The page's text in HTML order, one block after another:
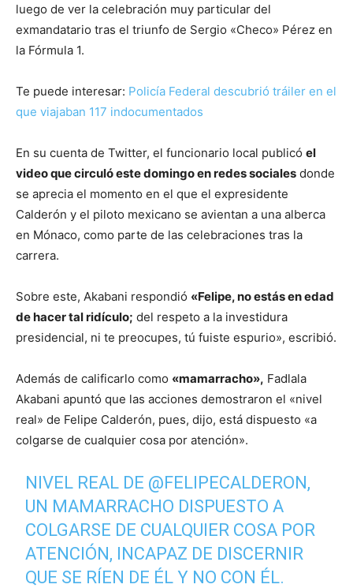
luego de ver la celebración muy particular del
exmandatario tras el triunfo de Sergio «Checo» Pérez en
la Fórmula 1.
Te puede interesar: Policía Federal descubrió tráiler en el
que viajaban 117 indocumentados
En su cuenta de Twitter, el funcionario local publicó el
video que circuló este domingo en redes sociales donde
se aprecia el momento en el que el expresidente
Calderón y el piloto mexicano se avientan a una alberca
en Mónaco, como parte de las celebraciones tras la
carrera.
Sobre este, Akabani respondió «Felipe, no estás en edad
de hacer tal ridículo; del respeto a la investidura
presidencial, ni te preocupes, tú fuiste espurio», escribió.
Además de calificarlo como «mamarracho», Fadlala
Akabani apuntó que las acciones demostraron el «nivel
real» de Felipe Calderón, pues, dijo, está dispuesto «a
colgarse de cualquier cosa por atención».
NIVEL REAL DE @FELIPECALDERON,
UN MAMARRACHO DISPUESTO A
COLGARSE DE CUALQUIER COSA POR
ATENCIÓN, INCAPAZ DE DISCERNIR
QUE SE RÍEN DE ÉL Y NO CON ÉL.